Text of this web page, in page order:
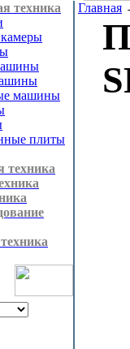
техника
машины
плиты
техника
Главная